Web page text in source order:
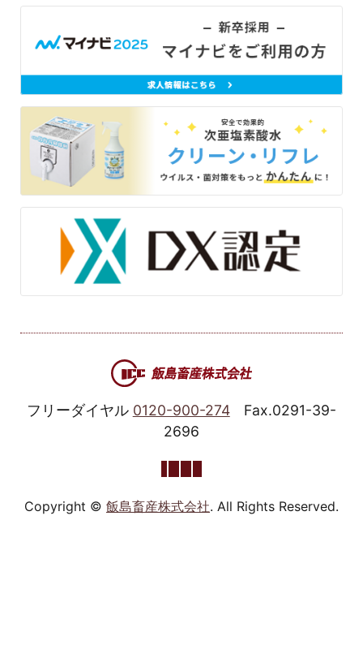
フリーダイヤル 0120-900-274
Fax.0291-39-
2696
Copyright © 飯島畜産株式会社. All Rights Reserved.